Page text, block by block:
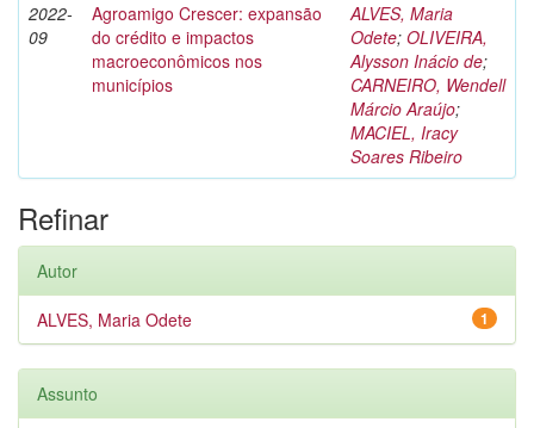
2022-
09
Agroamigo Crescer: expansão
do crédito e impactos
macroeconômicos nos
municípios
ALVES, Maria
Odete; OLIVEIRA,
Alysson Inácio de;
CARNEIRO, Wendell
Márcio Araújo;
MACIEL, Iracy
Soares Ribeiro
Refinar
Autor
1
ALVES, Maria Odete
Assunto